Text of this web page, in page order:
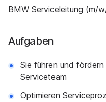
BMW Serviceleitung (m/
Aufgaben
Sie führen und
Serviceteam
Optimieren